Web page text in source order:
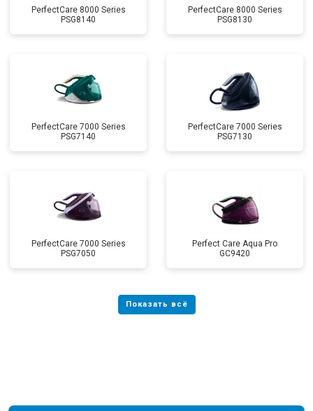
PerfectCare 8000 Series
PSG8140
PerfectCare 8000 Series
PSG8130
PerfectCare 7000 Series
PSG7140
PerfectCare 7000 Series
PSG7130
PerfectCare 7000 Series
PSG7050
Perfect Care Aqua Pro
GC9420